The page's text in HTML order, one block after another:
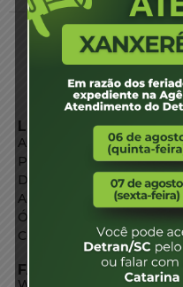
LINKS EXTERNOS
Agência de Notícias
Portal de Serviços
Diário Oficial
Acesso à Informação
Órgãos do Governo
Conheça SC
FALE CONOSCO